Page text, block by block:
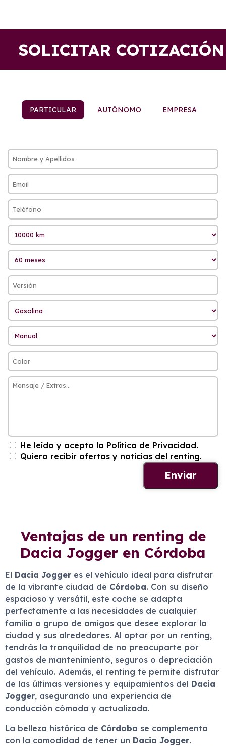
SOLICITAR COTIZACIÓN
PARTICULAR AUTÓNOMO EMPRESA
He leído y acepto la Política de Privacidad.
Quiero recibir ofertas y noticias del renting.
Ventajas de un renting de
Dacia Jogger en Córdoba
El Dacia Jogger es el vehículo ideal para disfrutar
de la vibrante ciudad de Córdoba. Con su diseño
espacioso y versátil, este coche se adapta
perfectamente a las necesidades de cualquier
familia o grupo de amigos que desee explorar la
ciudad y sus alrededores. Al optar por un renting,
tendrás la tranquilidad de no preocuparte por
gastos de mantenimiento, seguros o depreciación
del vehículo. Además, el renting te permite disfrutar
de las últimas versiones y equipamientos del Dacia
Jogger, asegurando una experiencia de
conducción cómoda y actualizada.
La belleza histórica de Córdoba se complementa
con la comodidad de tener un Dacia Jogger.